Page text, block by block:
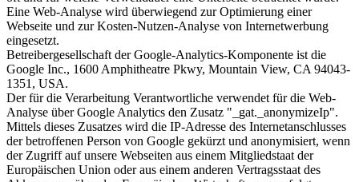
Eine Web-Analyse wird überwiegend zur Optimierung einer
Webseite und zur Kosten-Nutzen-Analyse von Internetwerbung
eingesetzt.
Betreibergesellschaft der Google-Analytics-Komponente ist die
Google Inc., 1600 Amphitheatre Pkwy, Mountain View, CA 94043-
1351, USA.
Der für die Verarbeitung Verantwortliche verwendet für die Web-
Analyse über Google Analytics den Zusatz "_gat._anonymizeIp".
Mittels dieses Zusatzes wird die IP-Adresse des Internetanschlusses
der betroffenen Person von Google gekürzt und anonymisiert, wenn
der Zugriff auf unsere Webseiten aus einem Mitgliedstaat der
Europäischen Union oder aus einem anderen Vertragsstaat des